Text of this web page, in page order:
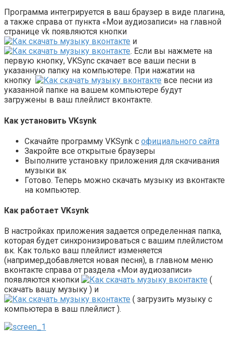
Программа интегрируется в ваш браузер в виде плагина,
а также справа от пункта «Мои аудиозаписи» на главной
странице vk появляются кнопки
и
. Если вы нажмете на
первую кнопку, VKSync скачает все ваши песни в
указанную папку на компьютере. При нажатии на
кнопку
все песни из
указанной папке на вашем компьютере будут
загружены в ваш плейлист вконтакте.
Как установить VKsynk
Скачайте программу VKSynk с официального сайта
Закройте все открытые браузеры
Выполните установку приложения для скачивания
музыки вк
Готово. Теперь можно скачать музыку из вконтакте
на компьютер.
Как работает VKsynk
В настройках приложения задается определенная папка,
которая будет синхронизироваться с вашим плейлистом
вк. Как только ваш плейлист изменяется
(например,добавляется новая песня), в главном меню
вконтакте справа от раздела «Мои аудиозаписи»
появляются кнопки
(
скачать вашу музыку ) и
( загрузить музыку с
компьютера в ваш плейлист ).